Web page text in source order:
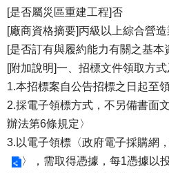
[是否屬災區重建工程]否
[廠商資格摘要]丙級以上綜合營造
[是否訂有與履約能力有關之基本
[附加說明]一、招標文件領取方式
1.本招標案自公告招標之日起至
2.採電子領標方式，不另備書面
辦法第6條規定〉
3.以電子領標〈政府電子採購網
〉，需取得憑據，每1憑據以